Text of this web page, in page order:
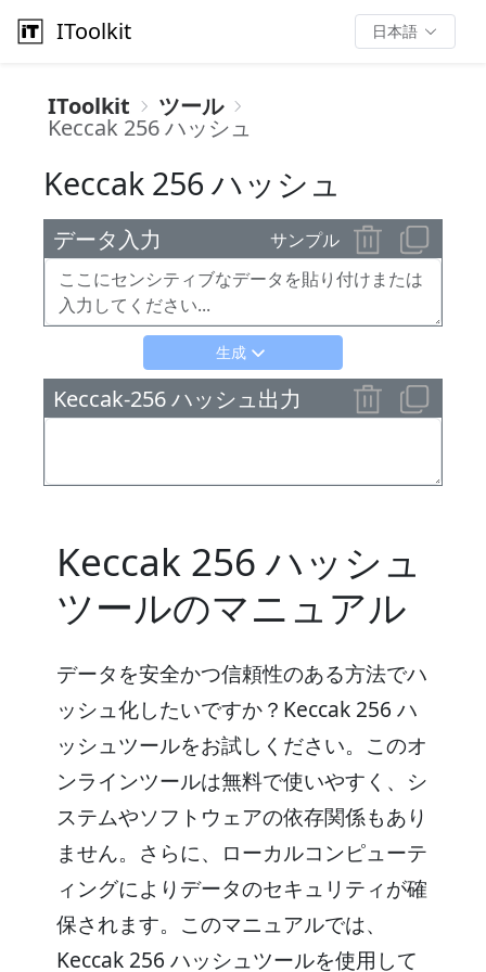
IToolkit 日本語
IToolkit ツール
Keccak 256 ハッシュ
Keccak 256 ハッシュ
データ入力 サンプル
生成
Keccak-256 ハッシュ出力
Keccak 256 ハッシュ
ツールのマニュアル
データを安全かつ信頼性のある方法でハ
ッシュ化したいですか？Keccak 256 ハ
ッシュツールをお試しください。このオ
ンラインツールは無料で使いやすく、シ
ステムやソフトウェアの依存関係もあり
ません。さらに、ローカルコンピューテ
ィングによりデータのセキュリティが確
保されます。このマニュアルでは、
Keccak 256 ハッシュツールを使用して